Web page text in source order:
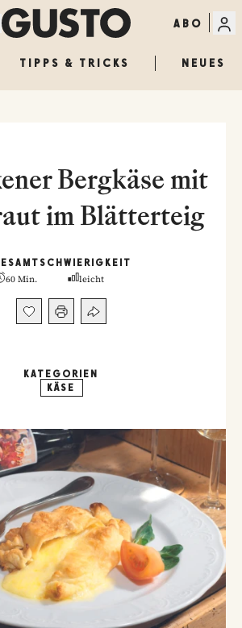
ABO
TIPPS & TRICKS NEUES
Bergkäse mit
im Blätterteig
60 Min.
SCHWIERIGKEIT
leicht
KATEGORIEN
KÄSE